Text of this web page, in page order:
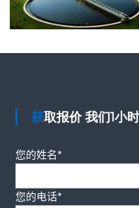
获取报价 我们1小
您的姓名*
您的电话*